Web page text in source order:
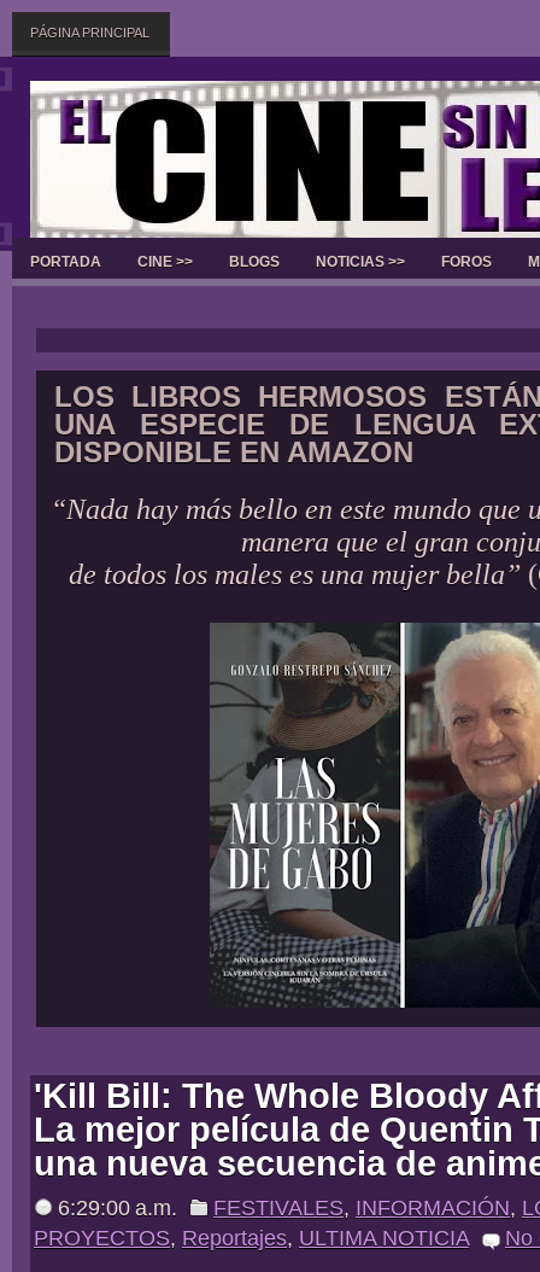
PÁGINA PRINCIPAL
PORTADA CINE >> BLOGS NOTICIAS >> FOROS
LOS LIBROS HERMOSOS
UNA ESPECIE DE LENGUA
DISPONIBLE EN AMAZON
“Nada hay más bello en este mundo que
manera que el gran
de todos los males es una mujer bella”
'Kill Bill: The Whole Bloody
La mejor película de Quentin
una nueva secuencia de
6:29:00 a.m. FESTIVALES, INFORMACIÓN,
PROYECTOS, Reportajes, ULTIMA NOTICIA No